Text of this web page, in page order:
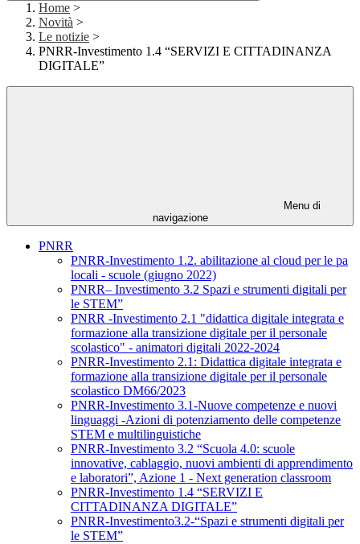
Home >
Novità >
Le notizie >
PNRR-Investimento 1.4 “SERVIZI E CITTADINANZA
DIGITALE”
Menu di
navigazione
PNRR
PNRR-Investimento 1.2. abilitazione al cloud per le pa
locali - scuole (giugno 2022)
PNRR– Investimento 3.2 Spazi e strumenti digitali per
le STEM”
PNRR -Investimento 2.1 "didattica digitale integrata e
formazione alla transizione digitale per il personale
scolastico" - animatori digitali 2022-2024
PNRR-Investimento 2.1: Didattica digitale integrata e
formazione alla transizione digitale per il personale
scolastico DM66/2023
PNRR-Investimento 3.1-Nuove competenze e nuovi
linguaggi -Azioni di potenziamento delle competenze
STEM e multilinguistiche
PNRR-Investimento 3.2 “Scuola 4.0: scuole
innovative, cablaggio, nuovi ambienti di apprendimento
e laboratori”, Azione 1 - Next generation classroom
PNRR-Investimento 1.4 “SERVIZI E
CITTADINANZA DIGITALE”
PNRR-Investimento3.2-“Spazi e strumenti digitali per
le STEM”